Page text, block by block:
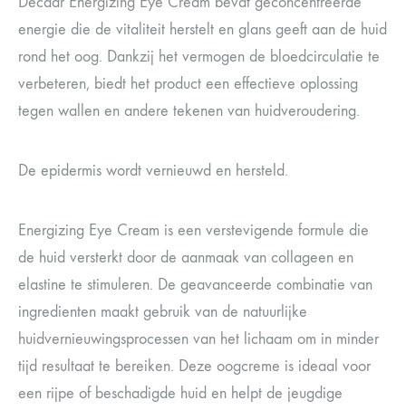
energie die de vitaliteit herstelt en glans geeft aan de huid
rond het oog. Dankzij het vermogen de bloedcirculatie te
verbeteren, biedt het product een effectieve oplossing
tegen wallen en andere tekenen van huidveroudering.
De epidermis wordt vernieuwd en hersteld.
Energizing Eye Cream is een verstevigende formule die
de huid versterkt door de aanmaak van collageen en
elastine te stimuleren. De geavanceerde combinatie van
ingredienten maakt gebruik van de natuurlijke
huidvernieuwingsprocessen van het lichaam om in minder
tijd resultaat te bereiken. Deze oogcreme is ideaal voor
een rijpe of beschadigde huid en helpt de jeugdige